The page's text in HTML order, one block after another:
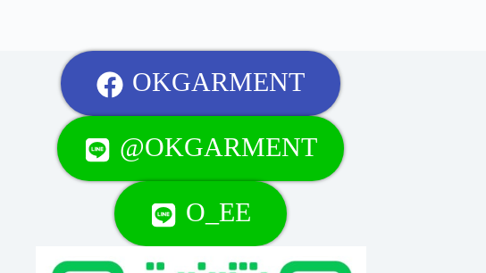
OKGARMENT
@OKGARMENT
O_EE